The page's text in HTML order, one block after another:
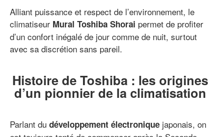
Alliant puissance et respect de l’environnement, le
climatiseur Mural Toshiba Shorai permet de profiter
d’un confort inégalé de jour comme de nuit, surtout
avec sa discrétion sans pareil.
Histoire de Toshiba : les origines
d’un pionnier de la climatisation
Parlant du développement électronique japonais, on